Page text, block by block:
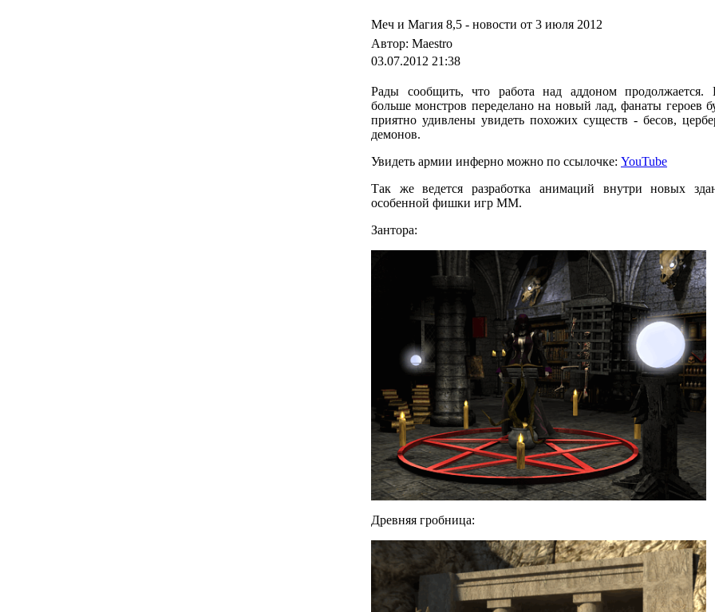
Меч и Mагия 8,5 - новости от 3 июля 2012
Автор: Maestro
03.07.2012 21:38
Рады сообщить, что работа над аддоном продолжается.
больше монстров переделано на новый лад, фанаты героев
приятно удивлены увидеть похожих существ - бесов,
демонов.
Увидеть армии инферно можно по ссылочке: YouTube
Так же ведется разработка анимаций внутри новых
особенной фишки игр MM.
Зантора:
Древняя гробница: